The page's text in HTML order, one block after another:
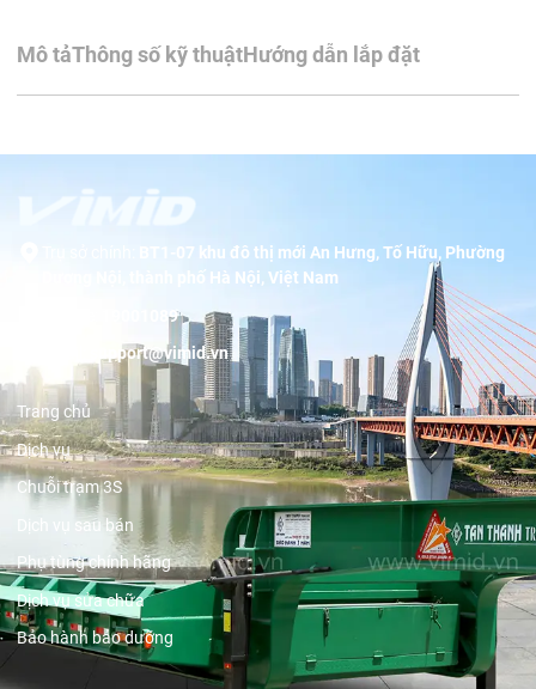
Mô tảThông số kỹ thuậtHướng dẫn lắp đặt
BT1-07 khu đô thị mới An Hưng, Tố Hữu, Phường
Dương Nội, thành phố Hà Nội, Việt Nam
19001089
support@vimid.vn
Trang chủ
Dịch vụ
Chuỗi trạm 3S
Dịch vụ sau bán
Phụ tùng chính hãng
Dịch vụ sửa chữa
Bảo hành bảo dưỡng